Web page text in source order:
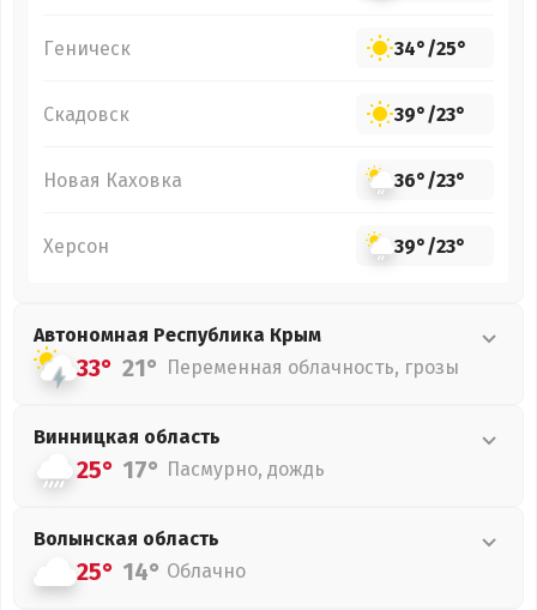
Геническ 34°/25°
Скадовск 39°/23°
Новая Каховка 36°/23°
Херсон 39°/23°
Автономная Республика Крым
33° 21° Переменная облачность, грозы
Винницкая область
25° 17° Пасмурно, дождь
Волынская область
25° 14° Облачно